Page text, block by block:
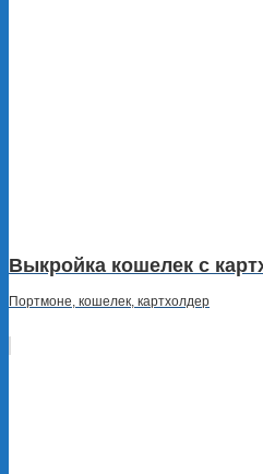
Выкройка кошелек с
Портмоне, кошелек, картхолдер